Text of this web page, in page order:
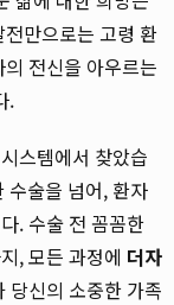
만으로는 고령 환
전신을 아우르는
.
시스템에서 찾았습
수술을 넘어, 환자
. 수술 전 꼼꼼한
, 모든 과정에 더자
당신의 소중한 가족